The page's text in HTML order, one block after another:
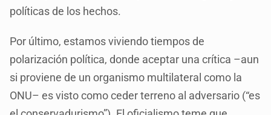
políticas de los hechos.
Por último, estamos viviendo tiempos de
polarización política, donde aceptar una crítica –aun
si proviene de un organismo multilateral como la
ONU– es visto como ceder terreno al adversario (“es